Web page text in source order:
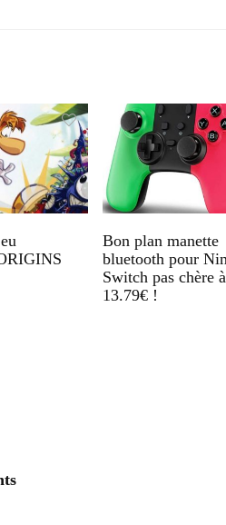
Bon plan manette
bluetooth pour
Switch pas chère à
13.79€ !